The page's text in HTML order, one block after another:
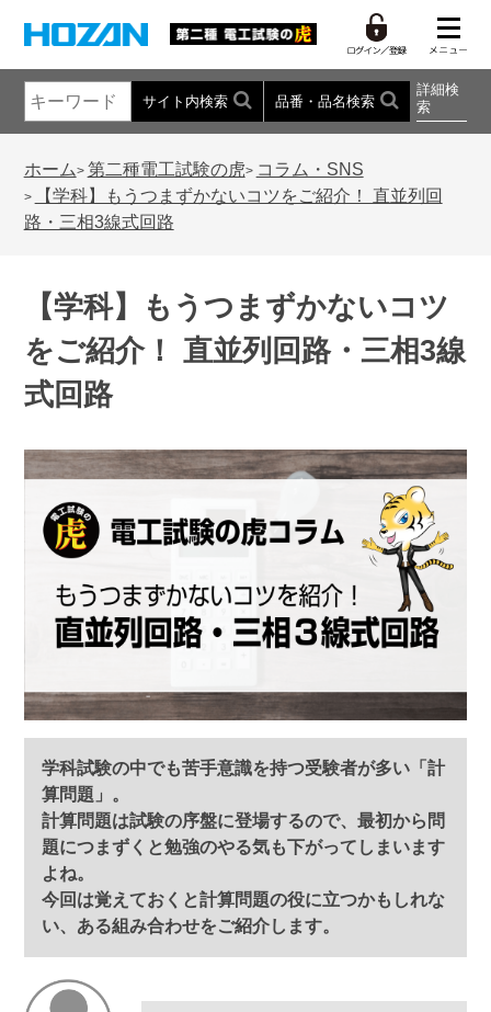
サイト内検索 品番・品名検索
詳細検
索
ホーム> 第二種電工試験の虎> コラム・SNS
>
【学科】もうつまずかないコツをご紹介！ 直並列回
路・三相3線式回路
【学科】もうつまずかないコツ
をご紹介！ 直並列回路・三相3線
式回路
学科試験の中でも苦手意識を持つ受験者が多い「計
算問題」。
計算問題は試験の序盤に登場するので、最初から問
題につまずくと勉強のやる気も下がってしまいます
よね。
今回は覚えておくと計算問題の役に立つかもしれな
い、ある組み合わせをご紹介します。